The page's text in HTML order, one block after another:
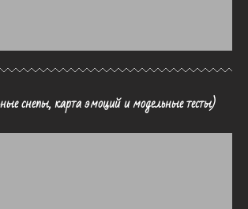
снепы, карта эмоций и модельные тесты)